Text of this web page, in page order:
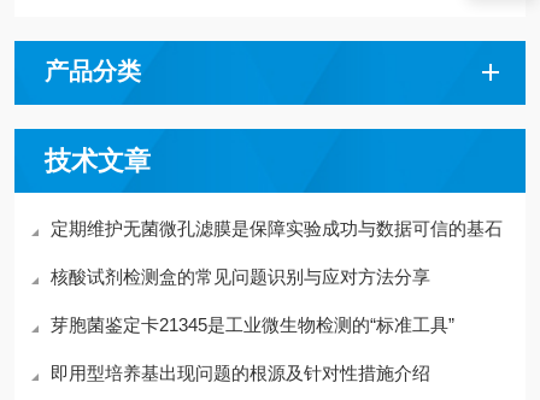
产品分类
技术文章
定期维护无菌微孔滤膜是保障实验成功与数据可信的基石
核酸试剂检测盒的常见问题识别与应对方法分享
芽胞菌鉴定卡21345是工业微生物检测的“标准工具”
即用型培养基出现问题的根源及针对性措施介绍